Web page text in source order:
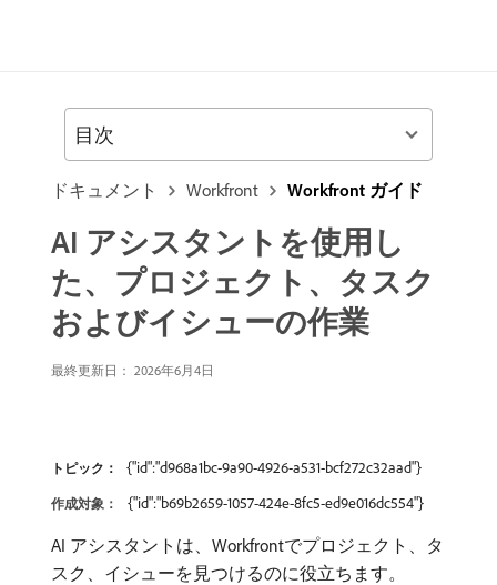
ドキュメント Workfront Workfront ガイド
AI アシスタントを使用し
た、プロジェクト、タスク
およびイシューの作業
最終更新日： 2026年6月4日
トピック： {"id":"d968a1bc-9a90-4926-a531-bcf272c32aad"}
作成対象： {"id":"b69b2659-1057-424e-8fc5-ed9e016dc554"}
AI アシスタントは、Workfrontでプロジェクト、タ
スク、イシューを見つけるのに役立ちます。
目次